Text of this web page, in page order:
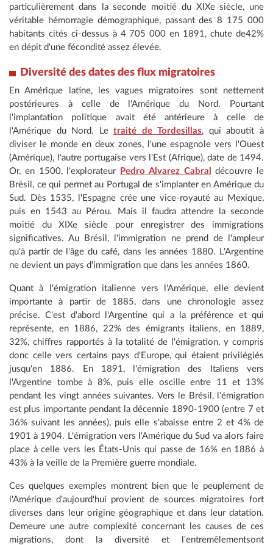
particulièrement dans la seconde moitié du XIXe siècle, une
véritable hémorragie démographique, passant des 8 175 000
habitants cités ci-dessus à 4 705 000 en 1891, chute de42%
en dépit d'une fécondité assez élevée.
Diversité des dates des flux migratoires
En Amérique latine, les vagues migratoires sont nettement
postérieures à celle de l'Amérique du Nord. Pourtant
l'implantation politique avait été antérieure à celle de
l'Amérique du Nord. Letraité de Tordesillas, qui aboutit à
diviser le monde en deux zones, l'une espagnole vers l'Ouest
(Amérique), l'autre portugaise vers l'Est (Afrique), date de 1494.
Or, en 1500, l'explorateur Pedro Alvarez Cabral
découvre le
Brésil, ce qui permet au Portugal de s'implanter en Amérique du
Sud. Dès 1535, l'Espagne crée une vice-royauté au Mexique,
puis en 1543 au Pérou. Mais il faudra attendre la seconde
moitié du XIXe siècle pour enregistrer des immigrations
significatives. Au Brésil, l'immigration ne prend de l'ampleur
qu'à partir de l'âge du café, dans les années 1880. L'Argentine
ne devient un pays d'immigration que dans les années 1860.
Quant à l'émigration italienne vers l'Amérique, elle devient
importante à partir de 1885, dans une chronologie assez
précise. C'est d'abord l'Argentine qui a la préférence et qui
représente, en 1886, 22% des émigrants italiens, en 1889,
32%, chiffres rapportés à la totalité de l'émigration, y compris
donc celle vers certains pays d'Europe, qui étaient privilégiés
jusqu'en 1886. En 1891, l'émigration des Italiens vers
l'Argentine tombe à 8%, puis elle oscille entre 11 et 13%
pendant les vingt années suivantes. Vers le Brésil, l'émigration
est plus importante pendant la décennie 1890-1900 (entre 7 et
36% suivant les années), puis elle s'abaisse entre 2 et 4% de
1901 à 1904. L'émigration vers l'Amérique du Sud va alors faire
place à celle vers les États-Unis qui passe de 16% en 1886 à
43% à la veille de la Première guerre mondiale.
Ces quelques exemples montrent bien que le peuplement de
l'Amérique d'aujourd'hui provient de sources migratoires fort
diverses dans leur origine géographique et dans leur datation.
Demeure une autre complexité concernant les causes de ces
migrations, dont la diversité et l'entremêlementsont